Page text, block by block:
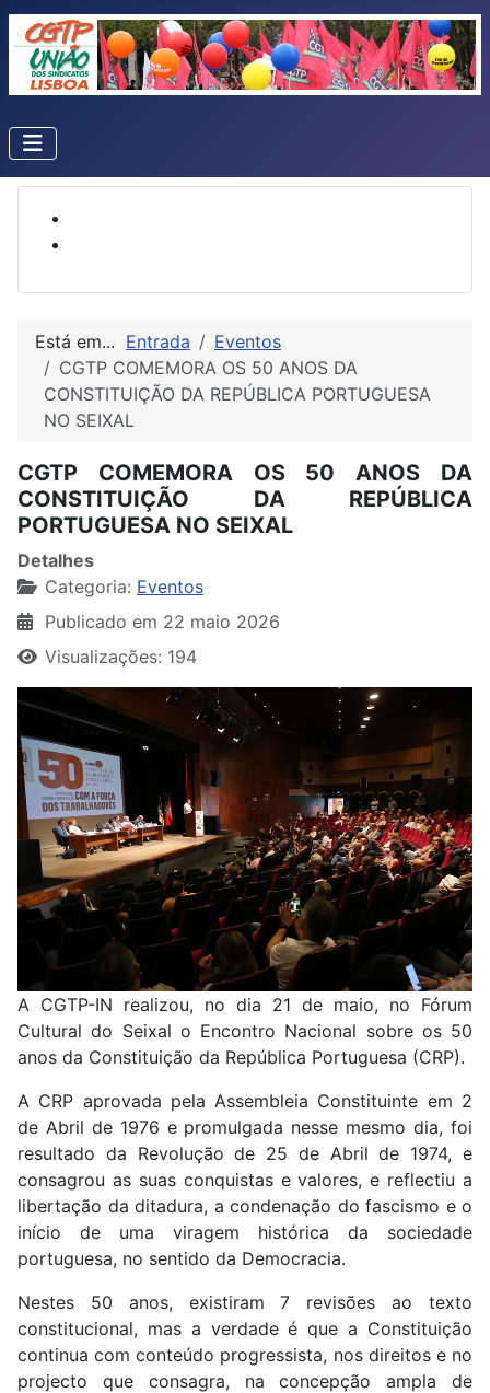
Está em... Entrada
Eventos
CGTP COMEMORA OS 50 ANOS DA
CONSTITUIÇÃO DA REPÚBLICA PORTUGUESA
NO SEIXAL
CGTP COMEMORA OS 50 ANOS DA
CONSTITUIÇÃO DA REPÚBLICA
PORTUGUESA NO SEIXAL
Detalhes
Categoria: Eventos
Publicado em 22 maio 2026
Visualizações: 194
A CGTP-IN realizou, no dia 21 de maio, no Fórum
Cultural do Seixal o Encontro Nacional sobre os 50
anos da Constituição da República Portuguesa (CRP).
A CRP aprovada pela Assembleia Constituinte em 2
de Abril de 1976 e promulgada nesse mesmo dia, foi
resultado da Revolução de 25 de Abril de 1974, e
consagrou as suas conquistas e valores, e reflectiu a
libertação da ditadura, a condenação do fascismo e o
início de uma viragem histórica da sociedade
portuguesa, no sentido da Democracia.
Nestes 50 anos, existiram 7 revisões ao texto
constitucional, mas a verdade é que a Constituição
continua com conteúdo progressista, nos direitos e no
projecto que consagra, na concepção ampla de